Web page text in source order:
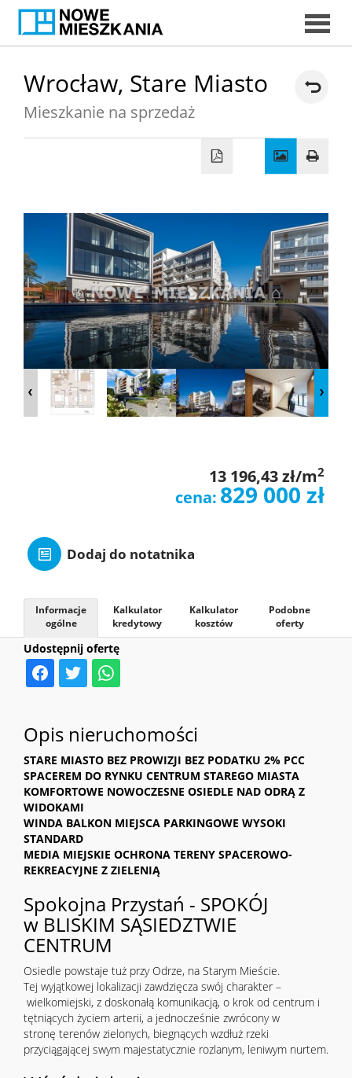
DORADCY
O
Wrocław, Stare Miasto
Mieszkanie na sprzedaż
13 196,43 zł/m2
cena: 829 000 zł
Dodaj do notatnika
Udostępnij ofertę
Informacje
ogólne
Kalkulator
kredytowy
Kalkulator
kosztów
Podobne
oferty
Opis nieruchomości
STARE MIASTO BEZ PROWIZJI BEZ PODATKU 2% PCC
SPACEREM DO RYNKU CENTRUM STAREGO MIASTA
KOMFORTOWE NOWOCZESNE OSIEDLE NAD ODRĄ Z
WIDOKAMI
WINDA BALKON MIEJSCA PARKINGOWE WYSOKI
STANDARD
MEDIA MIEJSKIE OCHRONA TERENY SPACEROWO-
REKREACYJNE Z ZIELENIĄ
Spokojna Przystań - SPOKÓJ
w BLISKIM SĄSIEDZTWIE
CENTRUM
Osiedle powstaje tuż przy Odrze, na Starym Mieście.
Tej wyjątkowej lokalizacji zawdzięcza swój charakter –
wielkomiejski, z doskonałą komunikacją, o krok od centrum i
tętniących życiem arterii, a jednocześnie zwrócony w
stronę terenów zielonych, biegnących wzdłuż rzeki
przyciągającej swym majestatycznie rozlanym, leniwym nurtem.